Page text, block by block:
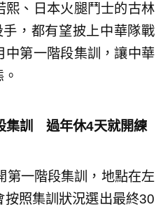
熙、日本火腿鬥士的古林
，都有望披上中華隊戰
中第一階段集訓，讓中華
集訓 過年休4天就開練
第一階段集訓，地點在左
照集訓狀況選出最終30